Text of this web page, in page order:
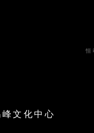
恒
文化中心